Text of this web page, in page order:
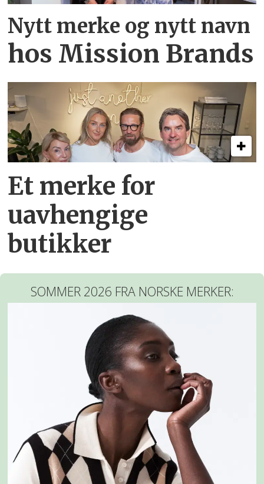
Nytt merke og nytt navn
hos Mission Brands
Et merke for
uavhengige
butikker
SOMMER 2026 FRA NORSKE MERKER: